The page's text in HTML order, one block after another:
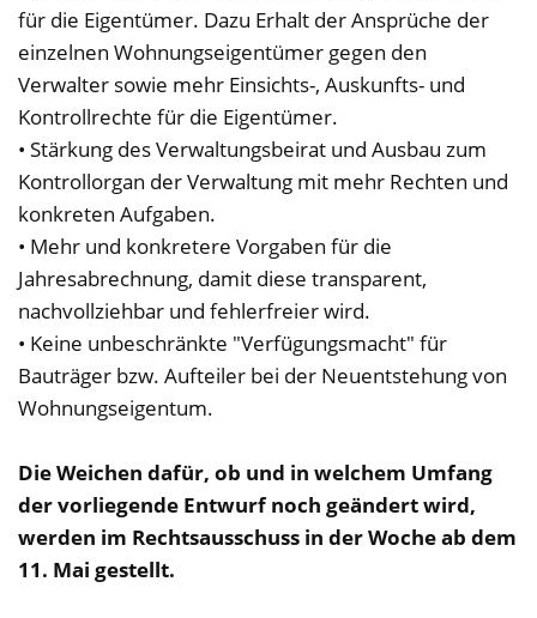
für die Eigentümer. Dazu Erhalt der Ansprüche der
einzelnen Wohnungseigentümer gegen den
Verwalter sowie mehr Einsichts-, Auskunfts- und
Kontrollrechte für die Eigentümer.
• Stärkung des Verwaltungsbeirat und Ausbau zum
Kontrollorgan der Verwaltung mit mehr Rechten und
konkreten Aufgaben.
• Mehr und konkretere Vorgaben für die
Jahresabrechnung, damit diese transparent,
nachvollziehbar und fehlerfreier wird.
• Keine unbeschränkte "Verfügungsmacht" für
Bauträger bzw. Aufteiler bei der Neuentstehung von
Wohnungseigentum.
Die Weichen dafür, ob und in welchem Umfang
der vorliegende Entwurf noch geändert wird,
werden im Rechtsausschuss in der Woche ab dem
11. Mai gestellt.